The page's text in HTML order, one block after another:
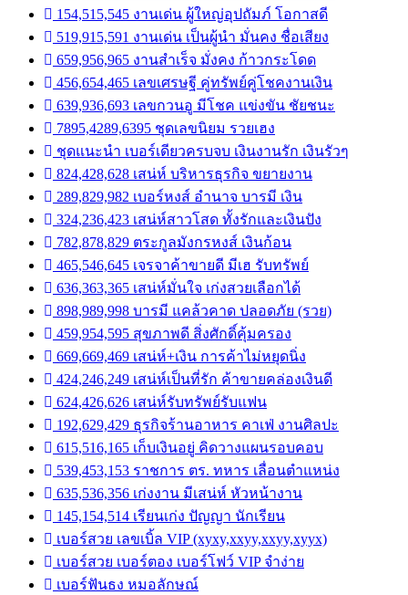
154,515,545 งานเด่น ผู้ใหญ่อุปถัมภ์ โอกาสดี
519,915,591 งานเด่น เป็นผู้นำ มั่นคง ชื่อเสียง
659,956,965 งานสำเร็จ มั่งคง ก้าวกระโดด
456,654,465 เลขเศรษฐี คู่ทรัพย์คู่โชคงานเงิน
639,936,693 เลขกวนอู มีโชค แข่งขัน ชัยชนะ
7895,4289,6395 ชุดเลขนิยม รวยเฮง
ชุดแนะนำ เบอร์เดียวครบจบ เงินงานรัก เงินรัวๆ
824,428,628 เสน่ห์ บริหารธุรกิจ ขยายงาน
289,829,982 เบอร์หงส์ อำนาจ บารมี เงิน
324,236,423 เสน่ห์สาวโสด ทั้งรักและเงินปัง
782,878,829 ตระกูลมังกรหงส์ เงินก้อน
465,546,645 เจรจาค้าขายดี มีเฮ รับทรัพย์
636,363,365 เสน่ห์มั่นใจ เก่งสวยเลือกได้
898,989,998 บารมี แคล้วคาด ปลอดภัย (รวย)
459,954,595 สุขภาพดี สิ่งศักดิ์คุ้มครอง
669,669,469 เสน่ห์+เงิน การค้าไม่หยุดนิ่ง
424,246,249 เสน่ห์เป็นที่รัก ค้าขายคล่องเงินดี
624,426,626 เสน่ห์รับทรัพย์รับแฟน
192,629,429 ธุรกิจร้านอาหาร คาเฟ่ งานศิลปะ
615,516,165 เก็บเงินอยู่ คิดวางแผนรอบคอบ
539,453,153 ราชการ ตร. ทหาร เลื่อนตำแหน่ง
635,536,356 เก่งงาน มีเสน่ห์ หัวหน้างาน
145,154,514 เรียนเก่ง ปัญญา นักเรียน
เบอร์สวย เลขเบิ้ล VIP (xyxy,xxyy,xxyy,xyyx)
เบอร์สวย เบอร์ตอง เบอร์โฟว์ VIP จำง่าย
เบอร์ฟันธง หมอลักษณ์